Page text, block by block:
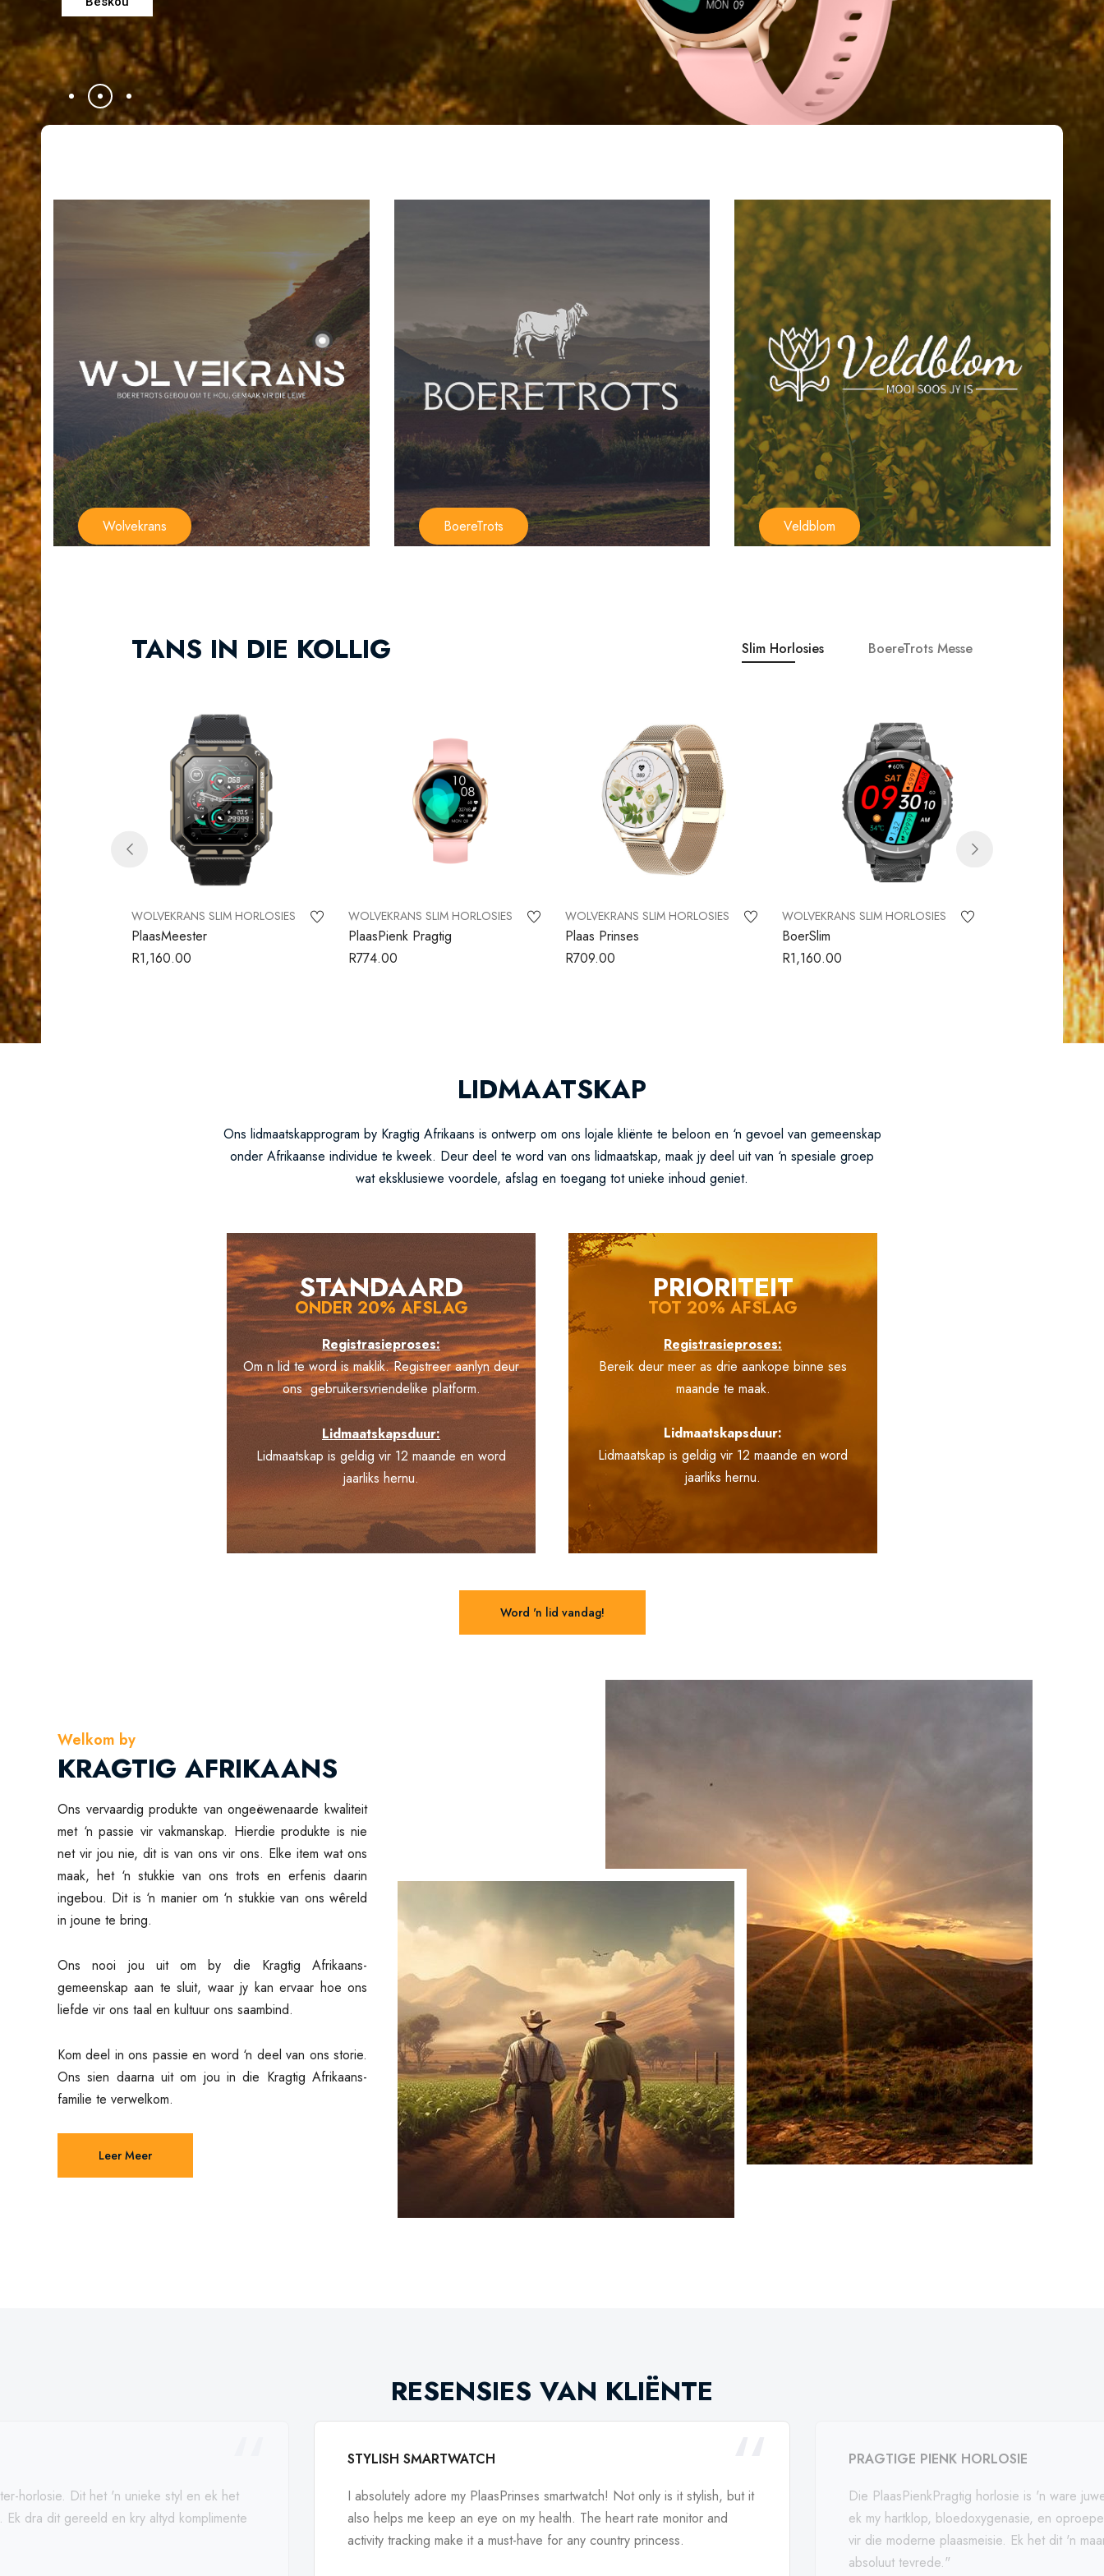
Wolvekrans BoereTrots Veldblom
TANS IN DIE KOLLIG Slim Horlosies BoereTrots Messe
HORLOSIES WOLVEKRANS SLIM HORLOSIES
PlaasMeester
R1,160.00
WOLVEKRANS SLIM HORLOSIES
PlaasPienk Pragtig
R774.00
WOLVEKRANS SLIM HORLOSIES
Plaas Prinses
R709.00
WOLVEKRANS SLIM HORLOSIES
BoerSlim
R1,160.00
WOLVEKRANS
Plaasmeisie
LIDMAATSKAP
Ons lidmaatskapprogram by Kragtig Afrikaans is ontwerp om ons lojale kliënte te beloon en ‘n gevoel van gemeenskap
onder Afrikaanse individue te kweek. Deur deel te word van ons lidmaatskap, maak jy deel uit van ‘n spesiale groep
wat eksklusiewe voordele, afslag en toegang tot unieke inhoud geniet.
STANDAARD
ONDER 20% AFSLAG
Registrasieproses:
Om n lid te word is maklik. Registreer aanlyn deur
ons gebruikersvriendelike platform.
Lidmaatskapsduur:
Lidmaatskap is geldig vir 12 maande en word
jaarliks hernu.
PRIORITEIT
TOT 20% AFSLAG
Registrasieproses:
Bereik deur meer as drie aankope binne ses
maande te maak.
Lidmaatskapsduur:
Lidmaatskap is geldig vir 12 maande en word
jaarliks hernu.
Word 'n lid vandag!
Welkom by
KRAGTIG AFRIKAANS
Ons vervaardig produkte van ongeëwenaarde kwaliteit
met ‘n passie vir vakmanskap. Hierdie produkte is nie
net vir jou nie, dit is van ons vir ons. Elke item wat ons
maak, het ‘n stukkie van ons trots en erfenis daarin
ingebou. Dit is ‘n manier om ‘n stukkie van ons wêreld
in joune te bring.
Ons nooi jou uit om by die Kragtig Afrikaans-
gemeenskap aan te sluit, waar jy kan ervaar hoe ons
liefde vir ons taal en kultuur ons saambind.
Kom deel in ons passie en word ‘n deel van ons storie.
Ons sien daarna uit om jou in die Kragtig Afrikaans-
familie te verwelkom.
Leer Meer
RESENSIES VAN KLIËNTE
horlosie. Dit het 'n unieke styl en ek het
dra dit gereeld en kry altyd komplimente
STYLISH SMARTWATCH
I absolutely adore my PlaasPrinses smartwatch! Not only is it stylish, but it
also helps me keep an eye on my health. The heart rate monitor and
activity tracking make it a must-have for any country princess.
PRAGTIGE PIENK HORLOSIE
Die PlaasPienkPragtig horlosie is 'n ware
ek my hartklop, bloedoxygenasie, en
vir die moderne plaasmeisie. Ek het dit 'n
absoluut tevrede."